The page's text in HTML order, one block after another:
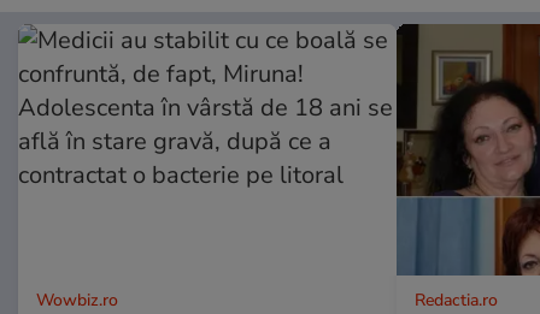
Wowbiz.ro Redactia.ro